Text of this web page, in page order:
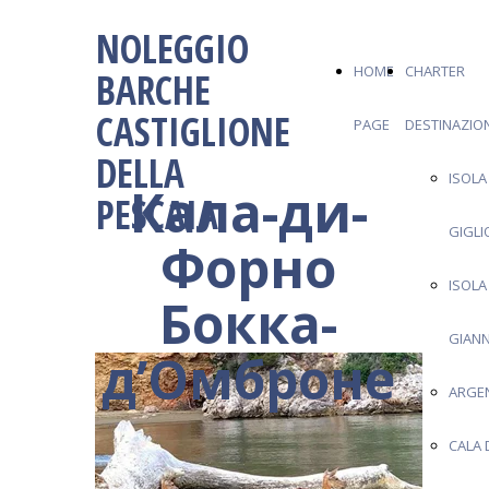
NOLEGGIO
BARCHE
CASTIGLIONE
DELLA
PESCAIA
HOME
PAGE
CHARTER
CALA
Кала-ди-
Форно
Бокка-
д’Омброне